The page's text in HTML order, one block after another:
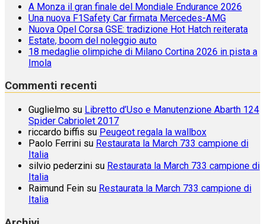
A Monza il gran finale del Mondiale Endurance 2026
Una nuova F1Safety Car firmata Mercedes-AMG
Nuova Opel Corsa GSE: tradizione Hot Hatch reiterata
Estate, boom del noleggio auto
18 medaglie olimpiche di Milano Cortina 2026 in pista a
Imola
Commenti recenti
Guglielmo su Libretto d’Uso e Manutenzione Abarth 124
Spider Cabriolet 2017
riccardo biffis su Peugeot regala la wallbox
Paolo Ferrini su Restaurata la March 733 campione di
Italia
silvio pederzini su Restaurata la March 733 campione di
Italia
Raimund Fein su Restaurata la March 733 campione di
Italia